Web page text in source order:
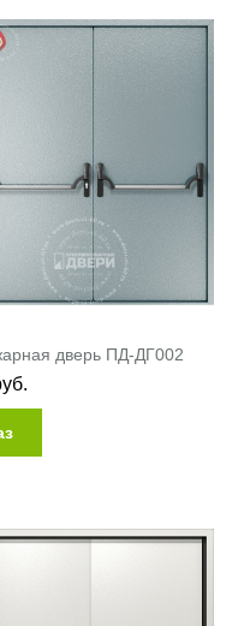
дверь ПД-ДГ002